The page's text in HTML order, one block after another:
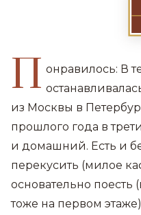
П онравилось: В
из Москвы в
прошлого года в
и домашний. Есть и
перекусить (милое
основательно
тоже на первом